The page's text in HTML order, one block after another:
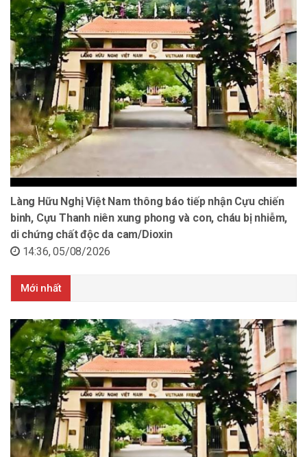
Làng Hữu Nghị Việt Nam thông báo tiếp nhận Cựu chiến
binh, Cựu Thanh niên xung phong và con, cháu bị nhiễm,
di chứng chất độc da cam/Dioxin
14:36, 05/08/2026
Mới nhất